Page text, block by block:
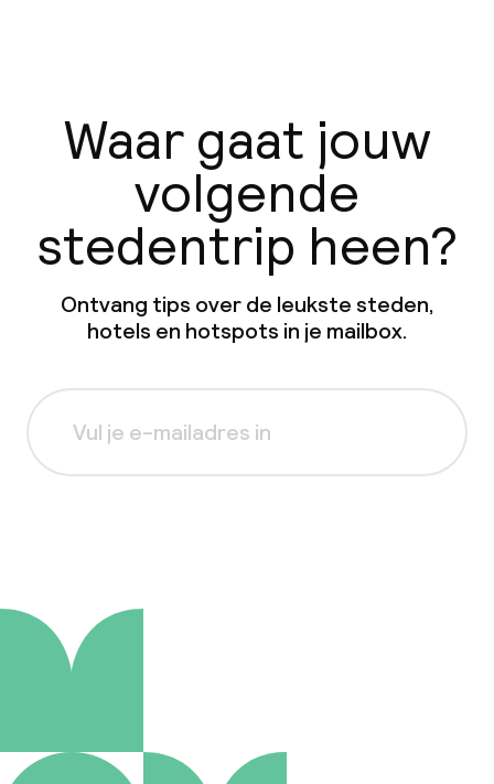
Waar gaat jouw
volgende
stedentrip heen?
Ontvang tips over de leukste steden,
hotels en hotspots in je mailbox.